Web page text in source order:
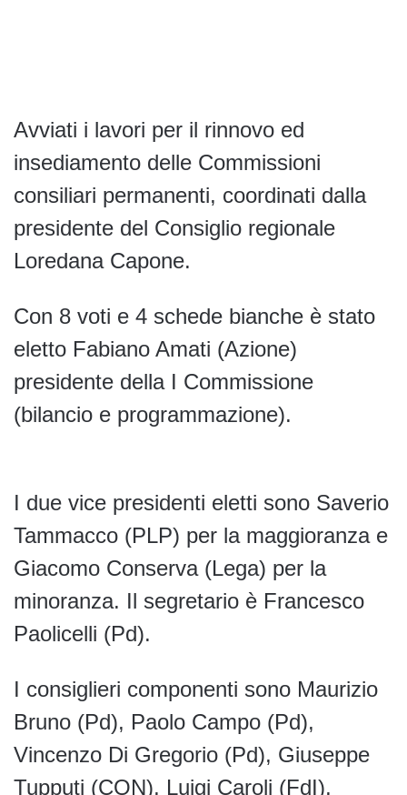
Avviati i lavori per il rinnovo ed
insediamento delle Commissioni
consiliari permanenti, coordinati dalla
presidente del Consiglio regionale
Loredana Capone.
Con 8 voti e 4 schede bianche è stato
eletto Fabiano Amati (Azione)
presidente della I Commissione
(bilancio e programmazione).
I due vice presidenti eletti sono Saverio
Tammacco (PLP) per la maggioranza e
Giacomo Conserva (Lega) per la
minoranza. Il segretario è Francesco
Paolicelli (Pd).
I consiglieri componenti sono Maurizio
Bruno (Pd), Paolo Campo (Pd),
Vincenzo Di Gregorio (Pd), Giuseppe
Tupputi (CON), Luigi Caroli (FdI),